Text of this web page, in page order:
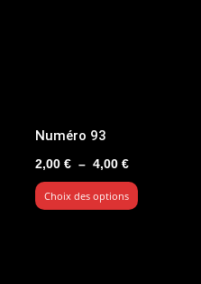
Numéro 93
2,00 € – 4,00 €Plage
de
prix :
Choix des options